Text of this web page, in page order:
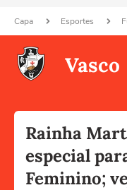
Capa Esportes
Vasco
Rainha
especial
Feminino;